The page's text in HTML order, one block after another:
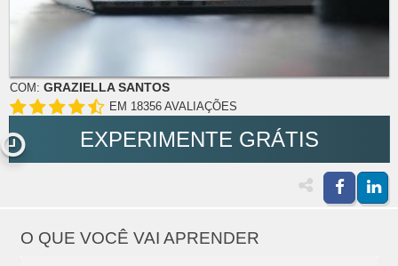
COM: GRAZIELLA SANTOS
EM 18356 AVALIAÇÕES
EXPERIMENTE GRÁTIS
O QUE VOCÊ VAI APRENDER